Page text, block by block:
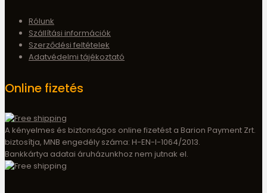
Rólunk
Szállítási információk
Szerződési feltételek
Adatvédelmi tájékoztató
Online fizetés
A kényelmes és biztonságos online fizetést a Barion Payment Zrt.
biztosítja, MNB engedély száma: H-EN-I-1064/2013.
Bankkártya adatai áruházunkhoz nem jutnak el.